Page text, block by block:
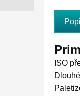
ISO